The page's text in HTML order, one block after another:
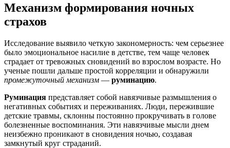
Механизм формирования ночных
страхов
Исследование выявило четкую закономерность: чем серьезнее
было эмоциональное насилие в детстве, тем чаще человек
страдает от тревожных сновидений во взрослом возрасте. Но
ученые пошли дальше простой корреляции и обнаружили
промежуточный механизм — руминацию.
Руминация представляет собой навязчивые размышления о
негативных событиях и переживаниях. Люди, пережившие
детские травмы, склонны постоянно прокручивать в голове
болезненные воспоминания. Эти навязчивые мысли днем
неизбежно проникают в сновидения ночью, создавая
замкнутый круг страданий.